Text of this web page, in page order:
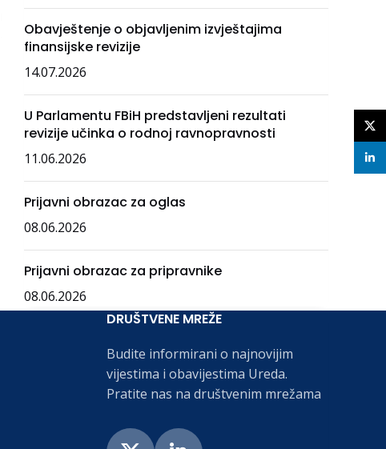
Obavještenje o objavljenim izvještajima
finansijske revizije
14.07.2026
U Parlamentu FBiH predstavljeni rezultati
revizije učinka o rodnoj ravnopravnosti
11.06.2026
Prijavni obrazac za oglas
08.06.2026
Prijavni obrazac za pripravnike
08.06.2026
DRUŠTVENE MREŽE
Budite informirani o najnovijim
vijestima i obavijestima Ureda.
Pratite nas na društvenim mrežama